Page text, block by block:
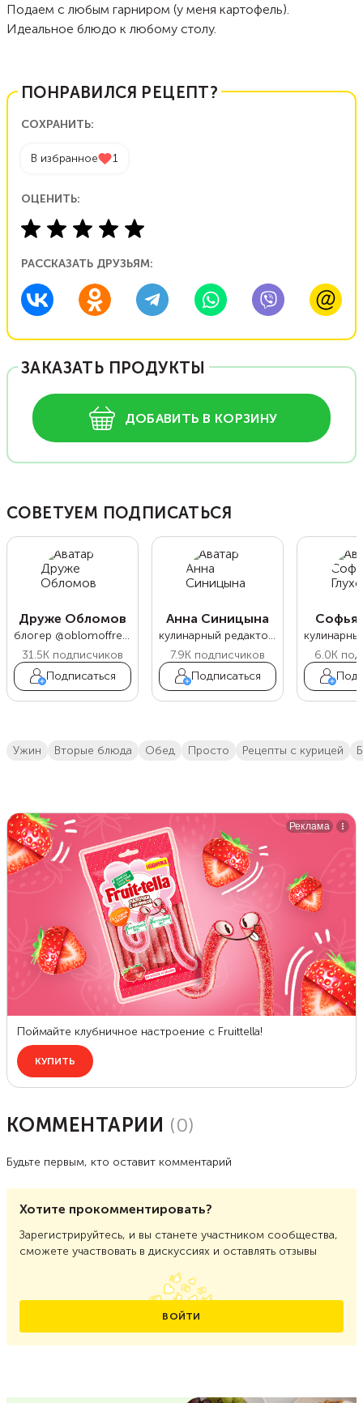
Подаем с любым гарниром (у меня картофель).
Идеальное блюдо к любому столу.
ПОНРАВИЛСЯ РЕЦЕПТ?
СОХРАНИТЬ:
В избранное 1
ОЦЕНИТЬ:
РАССКАЗАТЬ ДРУЗЬЯМ:
ЗАКАЗАТЬ ПРОДУКТЫ
ДОБАВИТЬ В КОРЗИНУ
СОВЕТУЕМ ПОДПИСАТЬСЯ
Друже Обломов
блогер @oblomoffrecipe
31.5K подписчиков
Подписаться
Анна Синицына
кулинарный редактор Food.ru
7.9K подписчиков
Подписаться
Софья
6.0K
ужин вторые блюда обед просто Рецепты с курицей
КОММЕНТАРИИ (0)
Будьте первым, кто оставит комментарий
Хотите прокомментировать?
Зарегистрируйтесь, и вы станете участником сообщества,
сможете участвовать в дискуссиях и оставлять отзывы
ВОЙТИ